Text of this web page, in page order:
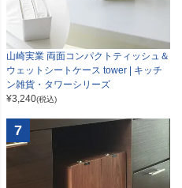
山崎実業 両面コンパクトティッシュ＆
ウェットシートケース tower | キッチ
ン雑貨・タワーシリーズ
¥3,240(税込)
7